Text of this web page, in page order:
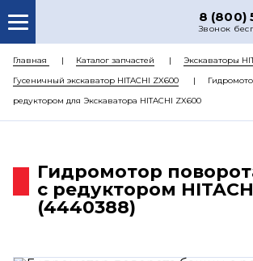
8 (800)
Звонок
О НАС
КАТАЛОГ ЗАПЧАСТЕЙ
РЕМОНТ
ЦЕНЫ
Главная Каталог запчастей
Экскаваторы
Гусеничный экскаватор HITACHI ZX600
редуктором для Экскаватора HITACHI ZX600
Гидромотор
с редуктором
(4440388)